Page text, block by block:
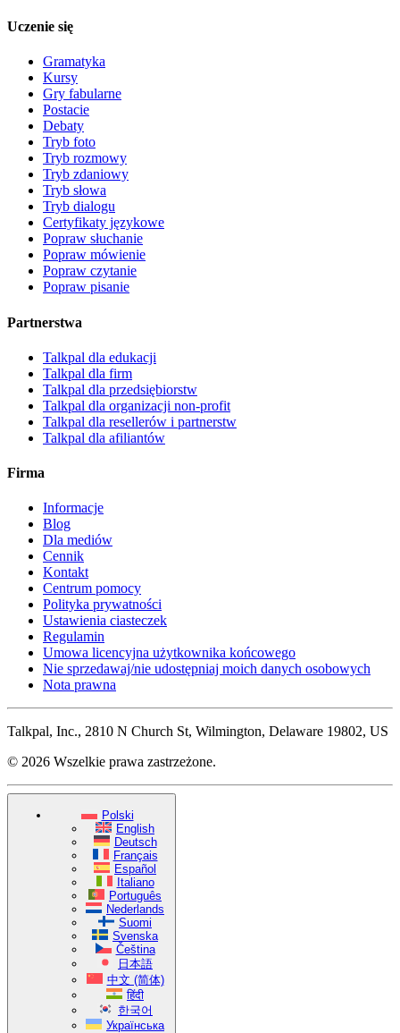
Uczenie się
Gramatyka
Kursy
Gry fabularne
Postacie
Debaty
Tryb foto
Tryb rozmowy
Tryb zdaniowy
Tryb słowa
Tryb dialogu
Certyfikaty językowe
Popraw słuchanie
Popraw mówienie
Popraw czytanie
Popraw pisanie
Partnerstwa
Talkpal dla edukacji
Talkpal dla firm
Talkpal dla przedsiębiorstw
Talkpal dla organizacji non-profit
Talkpal dla resellerów i partnerstw
Talkpal dla afiliantów
Firma
Informacje
Blog
Dla mediów
Cennik
Kontakt
Centrum pomocy
Polityka prywatności
Ustawienia ciasteczek
Regulamin
Umowa licencyjna użytkownika końcowego
Nie sprzedawaj/nie udostępniaj moich danych osobowych
Nota prawna
Talkpal, Inc., 2810 N Church St, Wilmington, Delaware 19802, US
© 2026 Wszelkie prawa zastrzeżone.
Polski
English
Deutsch
Français
Español
Italiano
Português
Nederlands
Suomi
Svenska
Čeština
日本語
中文 (简体)
हिंदी
한국어
Українська